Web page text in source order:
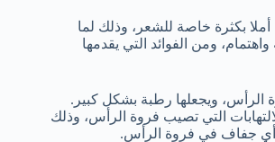
بكثرة خاصة للشعر، وذلك لما
ومن الفوائد التي يقدمها
الرأس، ويجعلها رطبة بشكل كبير.
التي تصيب فروة الرأس، وذلك
أي جفاف في فروة الرأس.